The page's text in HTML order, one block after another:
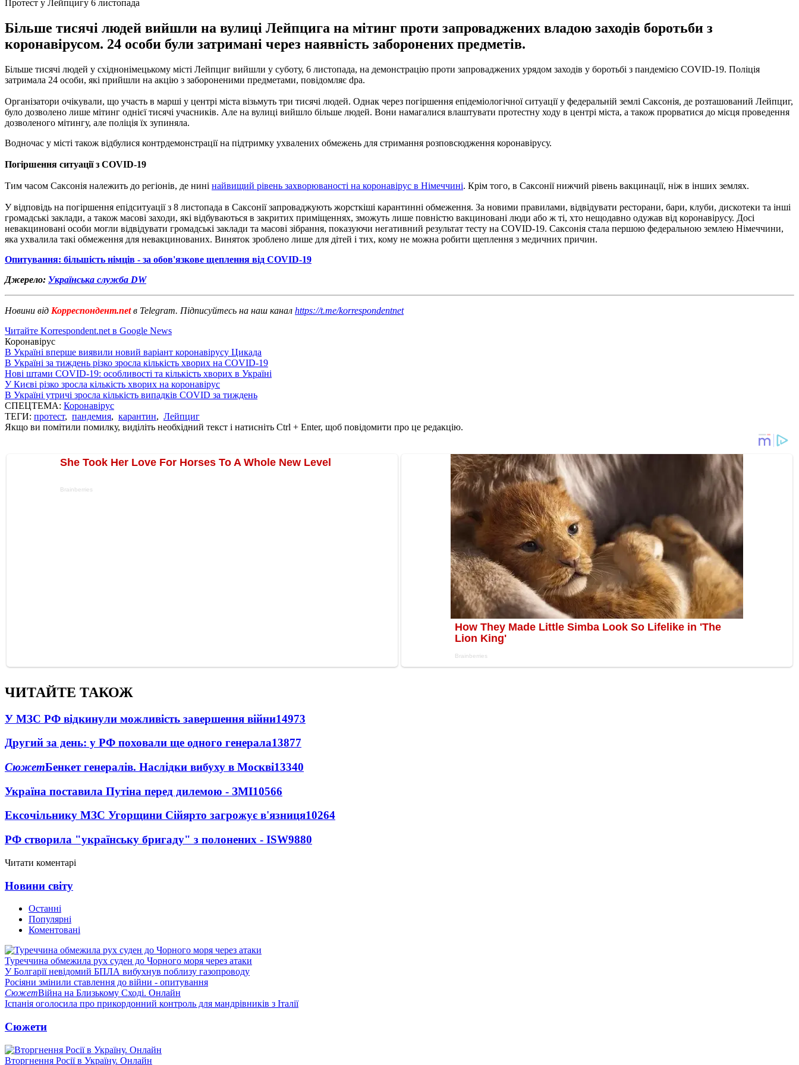
Протест у Лейпцигу 6 листопада
Більше тисячі людей вийшли на вулиці Лейпцига на мітинг проти запроваджених владою заходів боротьби з
коронавірусом. 24 особи були затримані через наявність заборонених предметів.
Більше тисячі людей у східнонімецькому місті Лейпциг вийшли у суботу, 6 листопада, на демонстрацію проти запроваджених урядом заходів у боротьбі з пандемією COVID-19. Поліція
затримала 24 особи, які прийшли на акцію з забороненими предметами, повідомляє dpa.
Організатори очікували, що участь в марші у центрі міста візьмуть три тисячі людей. Однак через погіршення епідеміологічної ситуації у федеральній землі Саксонія, де розташований Лейпциг,
було дозволено лише мітинг однієї тисячі учасників. Але на вулиці вийшло більше людей. Вони намагалися влаштувати протестну ходу в центрі міста, а також прорватися до місця проведення
дозволеного мітингу, але поліція їх зупиняла.
Водночас у місті також відбулися контрдемонстрації на підтримку ухвалених обмежень для стримання розповсюдження коронавірусу.
Погіршення ситуації з COVID-19
Тим часом Саксонія належить до регіонів, де нині найвищий рівень захворюваності на коронавірус в Німеччині. Крім того, в Саксонії нижчий рівень вакцинації, ніж в інших землях.
У відповідь на погіршення епідситуації з 8 листопада в Саксонії запроваджують жорсткіші карантинні обмеження. За новими правилами, відвідувати ресторани, бари, клуби, дискотеки та інші
громадські заклади, а також масові заходи, які відбуваються в закритих приміщеннях, зможуть лише повністю вакциновані люди або ж ті, хто нещодавно одужав від коронавірусу. Досі
невакциновані особи могли відвідувати громадські заклади та масові зібрання, показуючи негативний результат тесту на COVID-19. Саксонія стала першою федеральною землею Німеччини,
яка ухвалила такі обмеження для невакцинованих. Виняток зроблено лише для дітей і тих, кому не можна робити щеплення з медичних причин.
Опитування: більшість німців - за обов'язкове щеплення від COVID-19
Джерело: Українська служба DW
Новини від Корреспондент.netв Telegram. Підписуйтесь на наш канал https://t.me/korrespondentnet
Читайте Korrespondent.net в Google News
Коронавірус
В Україні вперше виявили новий варіант коронавірусу Цикада
В Україні за тиждень різко зросла кількість хворих на COVID-19
Нові штами COVID-19: особливості та кількість хворих в Україні
У Києві різко зросла кількість хворих на коронавірус
В Україні утричі зросла кількість випадків COVID за тиждень
СПЕЦТЕМА: Коронавірус
ТЕГИ: протест, пандемия, карантин, Лейпциг
Якщо ви помітили помилку, виділіть необхідний текст і натисніть Ctrl + Enter, щоб повідомити про це редакцію.
ЧИТАЙТЕ ТАКОЖ
У МЗС РФ відкинули можливість завершення війни14973
Другий за день: у РФ поховали ще одного генерала13877
СюжетБенкет генералів. Наслідки вибуху в Москві13340
Україна поставила Путіна перед дилемою - ЗМІ10566
Ексочільнику МЗС Угорщини Сійярто загрожує в'язниця10264
РФ створила "українську бригаду" з полонених - ISW9880
Читати коментарі
Новини світу
Останні
Популярні
Коментовані
Туреччина обмежила рух суден до Чорного моря через атаки
У Болгарії невідомий БПЛА вибухнув поблизу газопроводу
Росіяни змінили ставлення до війни - опитування
СюжетВійна на Близькому Сході. Онлайн
Іспанія оголосила про прикордонний контроль для мандрівників з Італії
Сюжети
Вторгнення Росії в Україну. Онлайн